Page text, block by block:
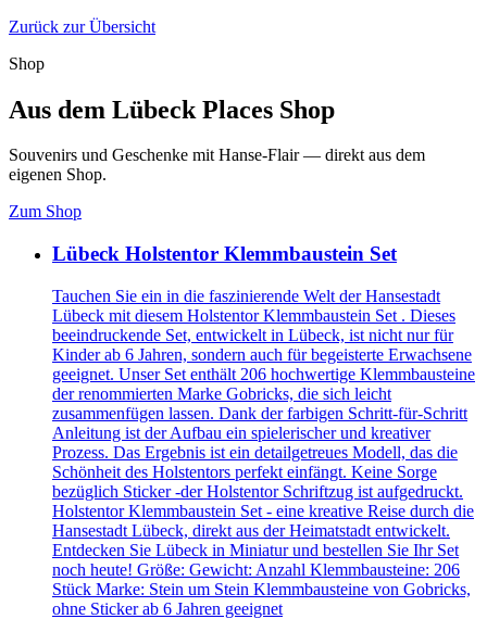
Zurück zur Übersicht
Shop
Aus dem Lübeck Places Shop
Souvenirs und Geschenke mit Hanse-Flair — direkt aus dem
eigenen Shop.
Zum Shop
Lübeck Holstentor Klemmbaustein Set
Tauchen Sie ein in die faszinierende Welt der Hansestadt
Lübeck mit diesem Holstentor Klemmbaustein Set . Dieses
beeindruckende Set, entwickelt in Lübeck, ist nicht nur für
Kinder ab 6 Jahren, sondern auch für begeisterte Erwachsene
geeignet. Unser Set enthält 206 hochwertige Klemmbausteine
der renommierten Marke Gobricks, die sich leicht
zusammenfügen lassen. Dank der farbigen Schritt-für-Schritt
Anleitung ist der Aufbau ein spielerischer und kreativer
Prozess. Das Ergebnis ist ein detailgetreues Modell, das die
Schönheit des Holstentors perfekt einfängt. Keine Sorge
bezüglich Sticker -der Holstentor Schriftzug ist aufgedruckt.
Holstentor Klemmbaustein Set - eine kreative Reise durch die
Hansestadt Lübeck, direkt aus der Heimatstadt entwickelt.
Entdecken Sie Lübeck in Miniatur und bestellen Sie Ihr Set
noch heute! Größe: Gewicht: Anzahl Klemmbausteine: 206
Stück Marke: Stein um Stein Klemmbausteine von Gobricks,
ohne Sticker ab 6 Jahren geeignet